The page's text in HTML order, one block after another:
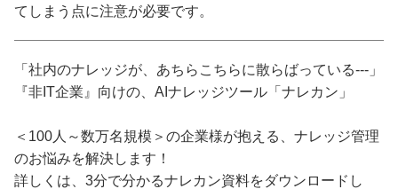
てしまう点に注意が必要です。
「社内のナレッジが、あちらこちらに散らばっている---」
『非IT企業』向けの、AIナレッジツール「ナレカン」
＜100人～数万名規模＞の企業様が抱える、ナレッジ管理
のお悩みを解決します！
詳しくは、3分で分かるナレカン資料をダウンロードし